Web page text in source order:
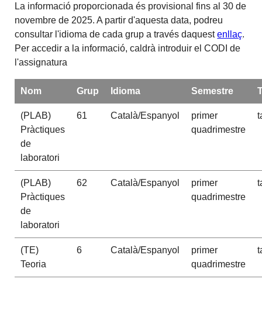
La informació proporcionada és provisional fins al 30 de
novembre de 2025. A partir d'aquesta data, podreu
consultar l'idioma de cada grup a través daquestenllaç.
Per accedir a la informació, caldrà introduir el CODI de
l'assignatura
Nom Grup Idioma Semestre
(PLAB)
Pràctiques
de
laboratori
61 Català/Espanyol
primer
quadrimestre
(PLAB)
Pràctiques
de
laboratori
62 Català/Espanyol
primer
quadrimestre
(TE)
Teoria
6 Català/Espanyol
primer
quadrimestre